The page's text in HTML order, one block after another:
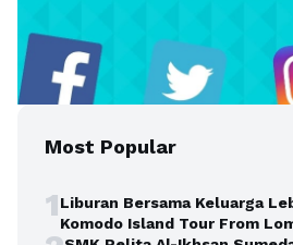
Most Popular
1Liburan Bersama Keluarga
Komodo Island Tour From